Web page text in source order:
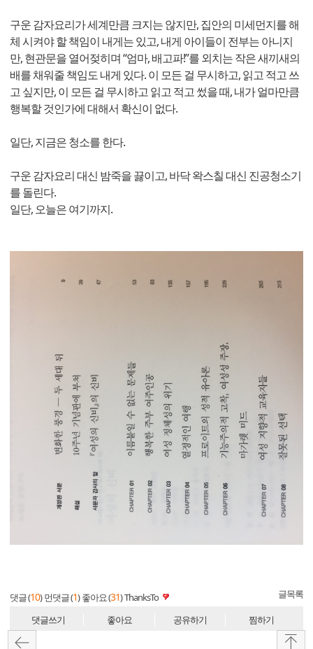
구운 감자요리가 세계만큼 크지는 않지만, 집안의 미세먼지를 해
체 시켜야 할 책임이 내게는 있고, 내게 아이들이 전부는 아니지
만, 현관문을 열어젖히며 “엄마, 배고파!”를 외치는 작은 새끼새의
배를 채워줄 책임도 내게 있다. 이 모든 걸 무시하고, 읽고 적고 쓰
고 싶지만, 이 모든 걸 무시하고 읽고 적고 썼을 때, 내가 얼마만큼
행복할 것인가에 대해서 확신이 없다.
일단, 지금은 청소를 한다.
구운 감자요리 대신 밤죽을 끓이고, 바닥 왁스칠 대신 진공청소기
를 돌린다.
일단, 오늘은 여기까지.
댓글 (10) 먼댓글 (1) 좋아요 (31)ThanksTo 글목록
댓글쓰기 좋아요 공유하기 찜하기